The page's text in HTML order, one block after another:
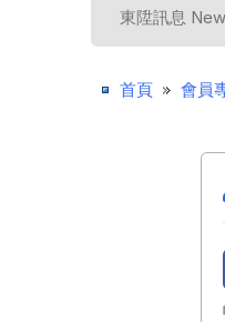
東陞訊息
首頁 會員